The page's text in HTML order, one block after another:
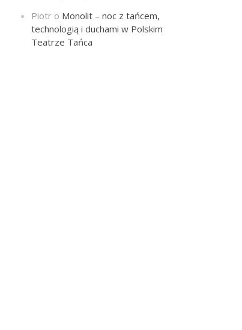
Piotr o Monolit – noc z tańcem,
technologią i duchami w Polskim
Teatrze Tańca